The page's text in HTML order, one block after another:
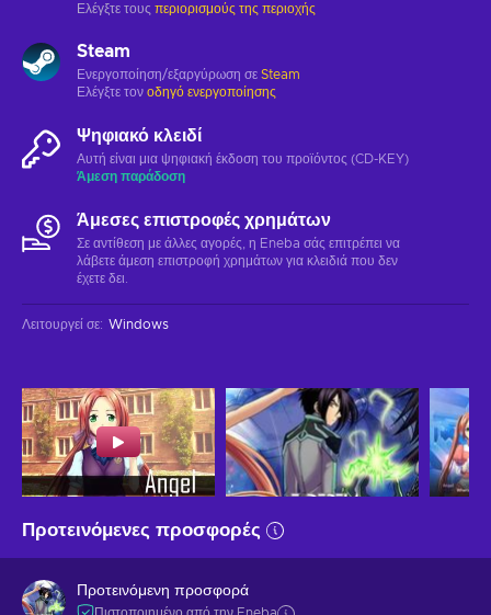
Ελέγξτε τους περιορισμούς της περιοχής
Steam
Ενεργοποίηση/εξαργύρωση σε Steam
Ελέγξτε τον οδηγό ενεργοποίησης
Ψηφιακό κλειδί
Αυτή είναι μια ψηφιακή έκδοση του προϊόντος (CD-KEY)
Άμεση παράδοση
Άμεσες επιστροφές χρημάτων
Σε αντίθεση με άλλες αγορές, η Eneba σάς επιτρέπει να
λάβετε άμεση επιστροφή χρημάτων για κλειδιά που δεν
έχετε δει.
Λειτουργεί σε: Windows
Προτεινόμενες προσφορές
Προτεινόμενη προσφορά